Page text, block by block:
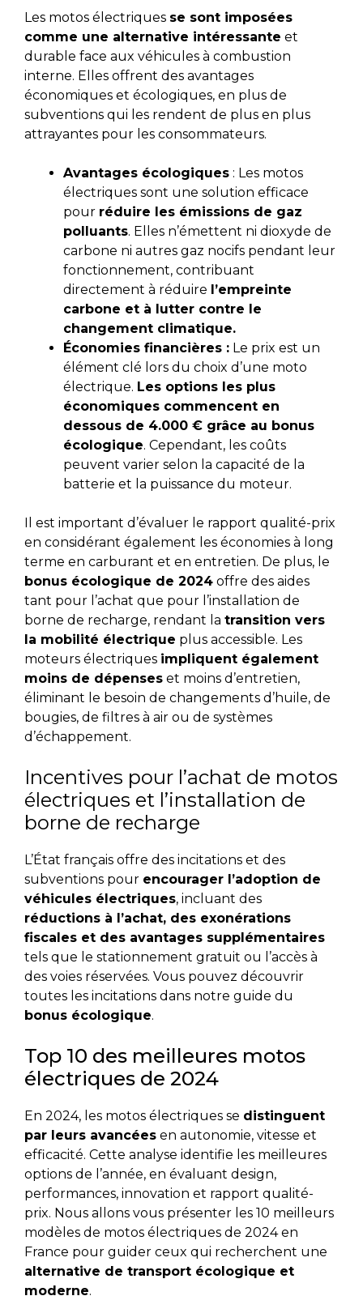
Les motos électriques se sont imposées
comme une alternative intéressante et
durable face aux véhicules à combustion
interne. Elles offrent des avantages
économiques et écologiques, en plus de
subventions qui les rendent de plus en plus
attrayantes pour les consommateurs.
Avantages écologiques : Les motos
électriques sont une solution efficace
pour réduire les émissions de gaz
polluants. Elles n’émettent ni dioxyde de
carbone ni autres gaz nocifs pendant leur
fonctionnement, contribuant
directement à réduire l’empreinte
carbone et à lutter contre le
changement climatique.
Économies financières : Le prix est un
élément clé lors du choix d’une moto
électrique. Les options les plus
économiques commencent en
dessous de 4.000 € grâce au bonus
écologique. Cependant, les coûts
peuvent varier selon la capacité de la
batterie et la puissance du moteur.
Il est important d’évaluer le rapport qualité-prix
en considérant également les économies à long
terme en carburant et en entretien. De plus, le
bonus écologique de 2024 offre des aides
tant pour l’achat que pour l’installation de
borne de recharge, rendant la transition vers
la mobilité électrique plus accessible. Les
moteurs électriques impliquent également
moins de dépenses et moins d’entretien,
éliminant le besoin de changements d’huile, de
bougies, de filtres à air ou de systèmes
d’échappement.
Incentives pour l’achat de motos
électriques et l’installation de
borne de recharge
L’État français offre des incitations et des
subventions pour encourager l’adoption de
véhicules électriques, incluant des
réductions à l’achat, des exonérations
fiscales et des avantages supplémentaires
tels que le stationnement gratuit ou l’accès à
des voies réservées. Vous pouvez découvrir
toutes les incitations dans notre guide du
bonus écologique.
Top 10 des meilleures motos
électriques de 2024
En 2024, les motos électriques se distinguent
par leurs avancées en autonomie, vitesse et
efficacité. Cette analyse identifie les meilleures
options de l’année, en évaluant design,
performances, innovation et rapport qualité-
prix. Nous allons vous présenter les 10 meilleurs
modèles de motos électriques de 2024 en
France pour guider ceux qui recherchent une
alternative de transport écologique et
moderne.